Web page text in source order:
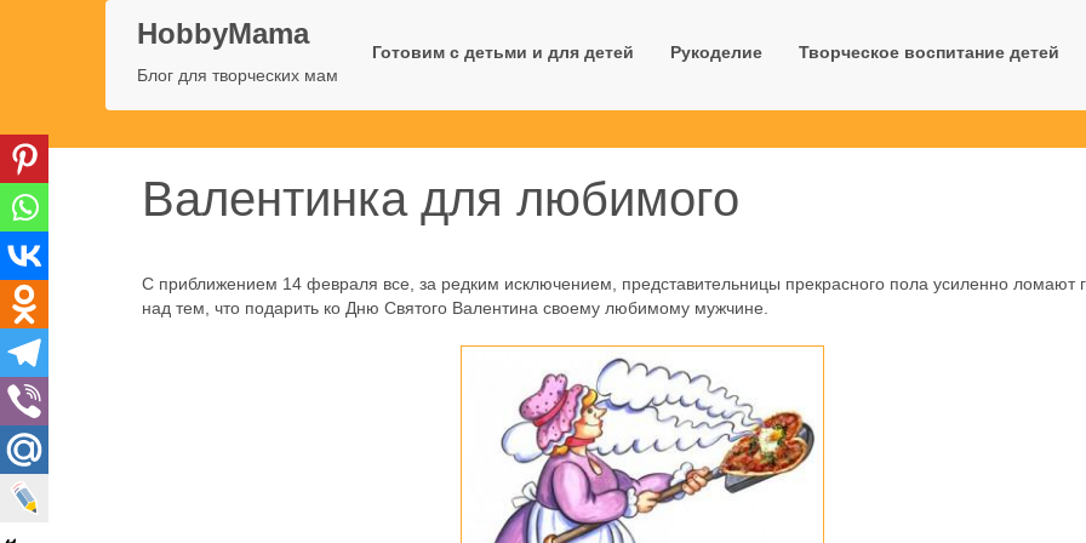
HobbyMama
Блог для творческих мам
Готовим с детьми и для детей Рукоделие Творческое воспитание детей
Валентинка для любимого
С приближением 14 февраля все, за редким исключением, представительницы прекрасного пола усиленно ломают
над тем, что подарить ко Дню Святого Валентина своему любимому мужчине.